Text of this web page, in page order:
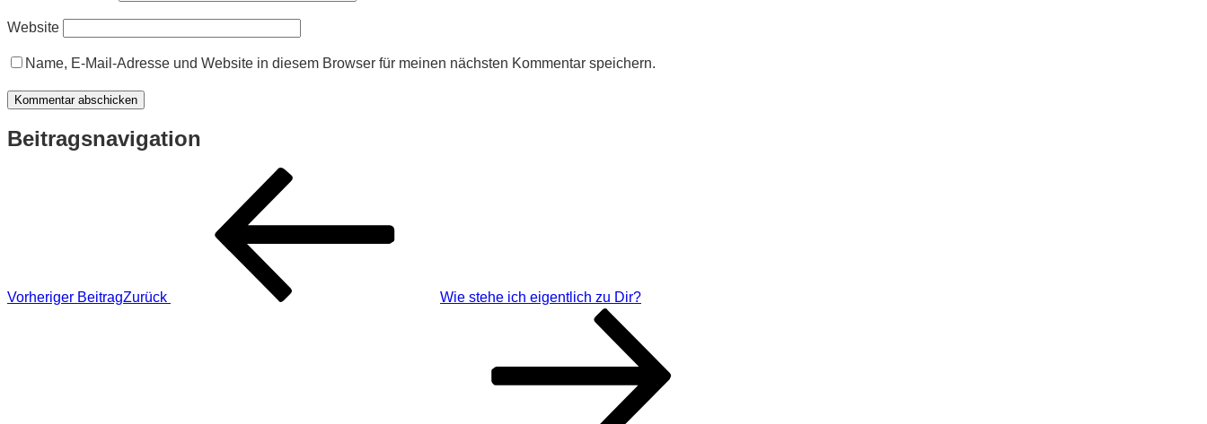
Website
Name, E-Mail-Adresse und Website in diesem Browser für meinen nächsten Kommentar speichern.
Beitragsnavigation
Vorheriger BeitragZurück Wie stehe ich eigentlich zu Dir?